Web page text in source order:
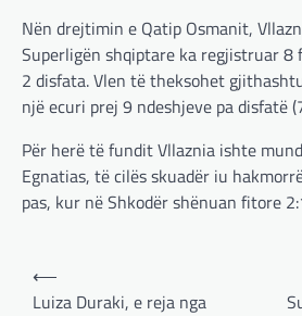
Nën drejtimin e Qatip Osmanit,
Superligën shqiptare ka regjistruar 8
2 disfata. Vlen të theksohet
një ecuri prej 9 ndeshjeve pa disfatë
Për herë të fundit Vllaznia ishte
Egnatias, të cilës skuadër iu
pas, kur në Shkodër shënuan fitore
Post
navigation
⟵
Luiza Duraki, e reja nga